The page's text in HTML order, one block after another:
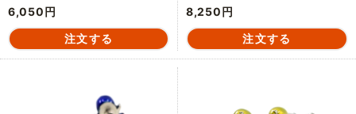
6,050円 8,250円